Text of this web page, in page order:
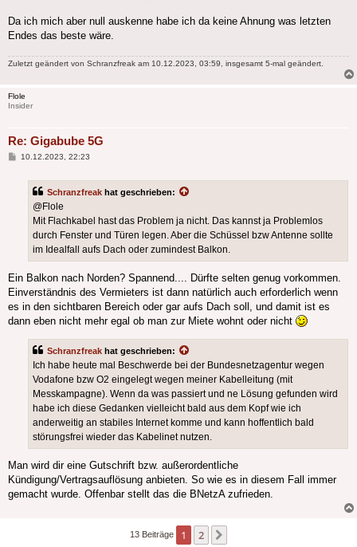
Da ich mich aber null auskenne habe ich da keine Ahnung was letzten
Endes das beste wäre.
Zuletzt geändert von Schranzfreak am 10.12.2023, 03:59, insgesamt 5-mal geändert.
Flole
Insider
Re: Gigabube 5G
Beitrag
10.12.2023, 22:23
Schranzfreak hat geschrieben:
@Flole
Mit Flachkabel hast das Problem ja nicht. Das kannst ja Problemlos
durch Fenster und Türen legen. Aber die Schüssel bzw Antenne sollte
im Idealfall aufs Dach oder zumindest Balkon.
Ein Balkon nach Norden? Spannend.... Dürfte selten genug vorkommen.
Einverständnis des Vermieters ist dann natürlich auch erforderlich wenn
es in den sichtbaren Bereich oder gar aufs Dach soll, und damit ist es
dann eben nicht mehr egal ob man zur Miete wohnt oder nicht
Schranzfreak hat geschrieben:
Ich habe heute mal Beschwerde bei der Bundesnetzagentur wegen
Vodafone bzw O2 eingelegt wegen meiner Kabelleitung (mit
Messkampagne). Wenn da was passiert und ne Lösung gefunden wird
habe ich diese Gedanken vielleicht bald aus dem Kopf wie ich
anderweitig an stabiles Internet komme und kann hoffentlich bald
störungsfrei wieder das Kabelinet nutzen.
Man wird dir eine Gutschrift bzw. außerordentliche
Kündigung/Vertragsauflösung anbieten. So wie es in diesem Fall immer
gemacht wurde. Offenbar stellt das die BNetzA zufrieden.
13 Beiträge 1 2